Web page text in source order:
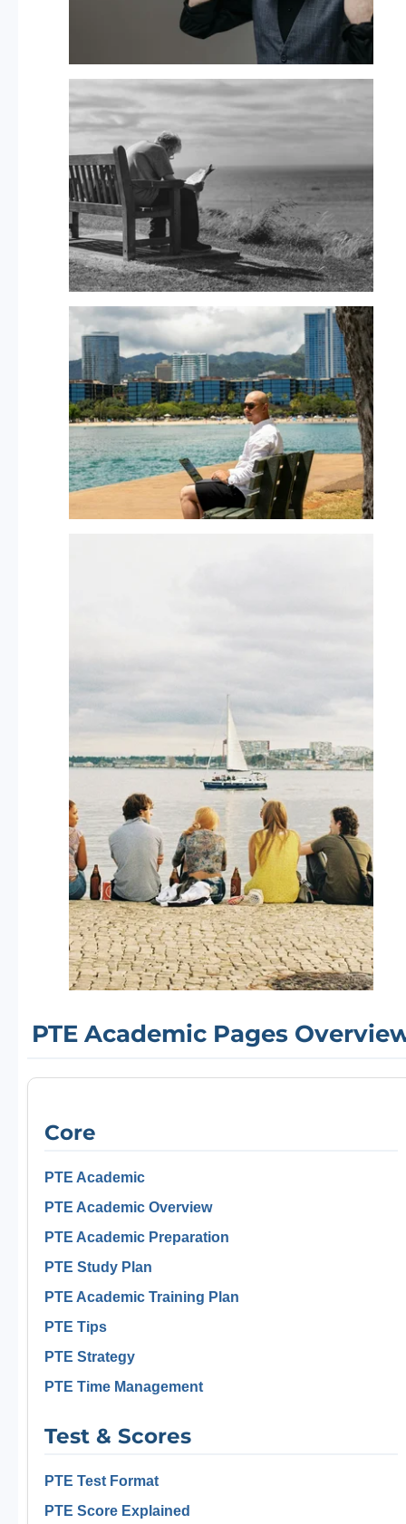
PTE Academic Pages
Core
PTE Academic
PTE Academic Overview
PTE Academic Preparation
PTE Study Plan
PTE Academic Training Plan
PTE Tips
PTE Strategy
PTE Time Management
Test & Scores
PTE Test Format
PTE Score Explained